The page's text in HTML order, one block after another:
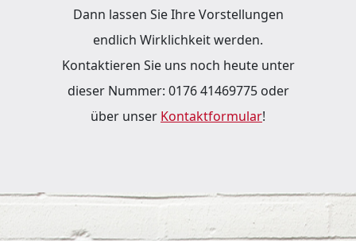
Dann lassen Sie Ihre Vorstellungen
endlich Wirklichkeit werden.
Kontaktieren Sie uns noch heute unter
dieser Nummer: 0176 41469775 oder
über unser Kontaktformular!